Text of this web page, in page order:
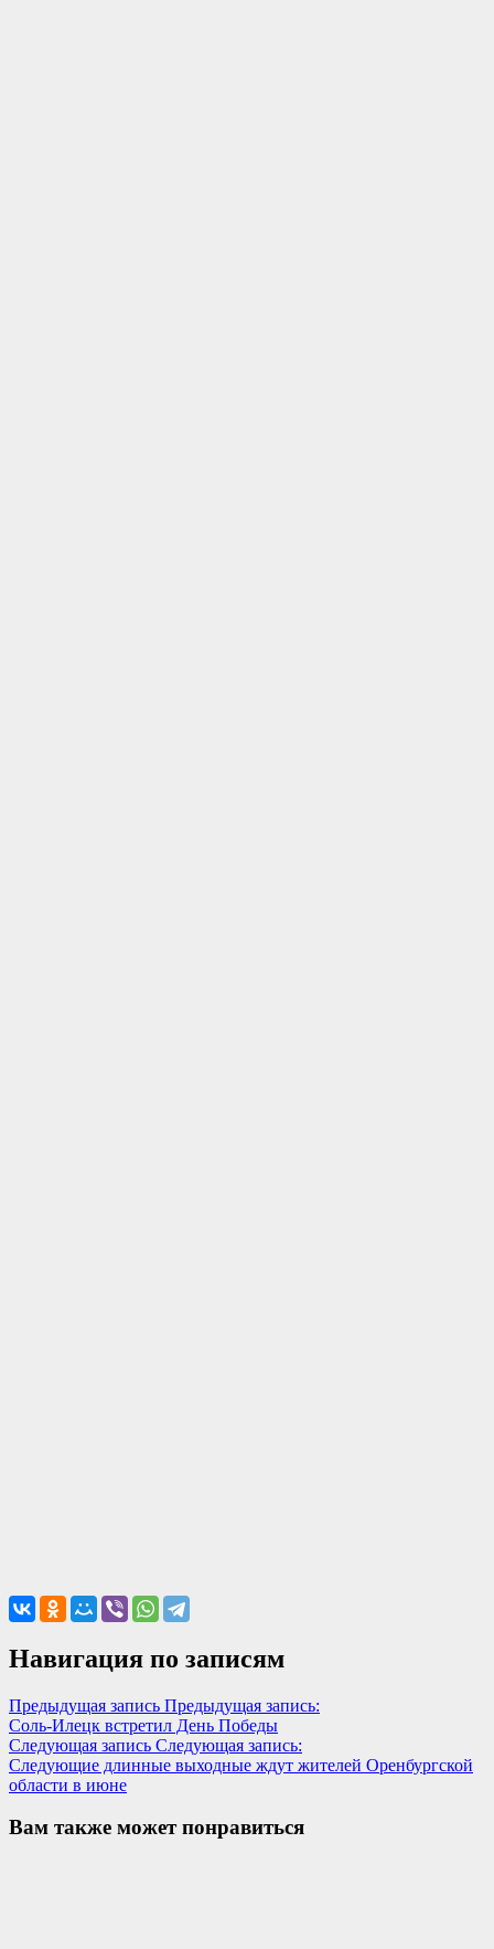
Навигация по записям
Предыдущая запись Предыдущая запись:
Соль-Илецк встретил День Победы
Следующая запись Следующая запись:
Следующие длинные выходные ждут жителей Оренбургской
области в июне
Вам также может понравиться